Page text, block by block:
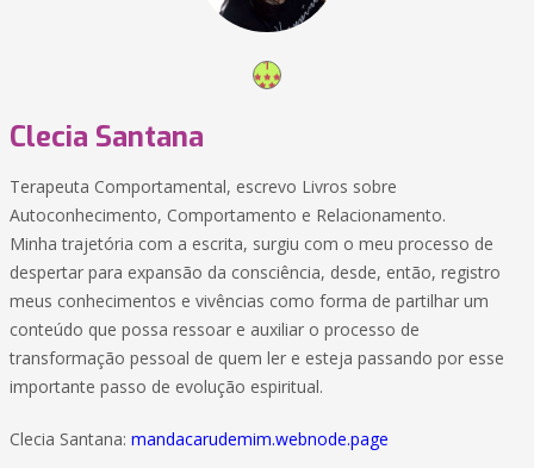
Clecia Santana
Terapeuta Comportamental, escrevo Livros sobre
Autoconhecimento, Comportamento e Relacionamento.
Minha trajetória com a escrita, surgiu com o meu processo de
despertar para expansão da consciência, desde, então, registro
meus conhecimentos e vivências como forma de partilhar um
conteúdo que possa ressoar e auxiliar o processo de
transformação pessoal de quem ler e esteja passando por esse
importante passo de evolução espiritual.
Clecia Santana: mandacarudemim.webnode.page